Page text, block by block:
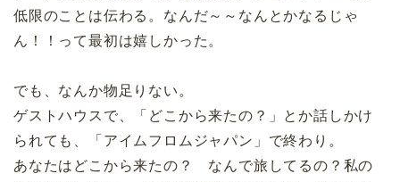
低限のことは伝わる。なんだ～～なんとかなるじゃ
ん！！って最初は嬉しかった。
でも、なんか物足りない。
ゲストハウスで、「どこから来たの？」とか話しかけ
られても、「アイムフロムジャパン」で終わり。
あなたはどこから来たの？ なんで旅してるの？私の